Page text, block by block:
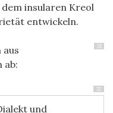
insularen Kreol
entwickeln.
31
aus
ab:
32
und